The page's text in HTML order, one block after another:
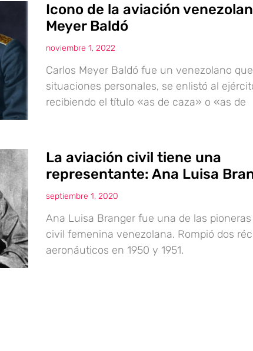
Icono de la aviación
Meyer Baldó
noviembre 1, 2022
Carlos Meyer Baldó fue un venezolano
situaciones personales, se enlistó al
recibiendo el título «as de caza» o «as de
La aviación civil tiene una
representante: Ana Luisa
septiembre 1, 2020
Ana Luisa Branger fue una de las
civil femenina venezolana. Rompió dos
aeronáuticos en 1950 y 1951.